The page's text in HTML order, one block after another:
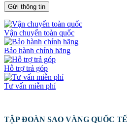
Vận chuyển toàn quốc
Bảo hành chính hãng
Hỗ trợ trả góp
Tư vấn miễn phí
TẬP ĐOÀN SAO VÀNG QUỐC TẾ